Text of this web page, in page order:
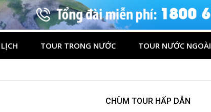
TOUR TRONG NƯỚC TOUR NƯỚC NGOÀI
CHÙM TOUR HẤP DẪN